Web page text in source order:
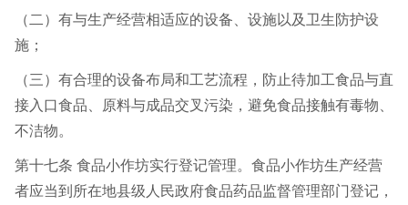
（二）有与生产经营相适应的设备、设施以及卫生防护设
施；
（三）有合理的设备布局和工艺流程，防止待加工食品与直
接入口食品、原料与成品交叉污染，避免食品接触有毒物、
不洁物。
第十七条 食品小作坊实行登记管理。食品小作坊生产经营
者应当到所在地县级人民政府食品药品监督管理部门登记，